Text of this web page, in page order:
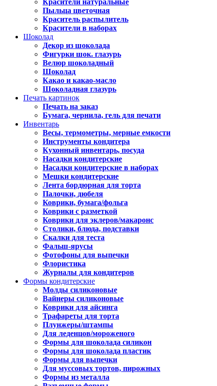
Красители натуральные
Пыльца цветочная
Краситель распылитель
Красители в наборах
Шоколад
Декор из шоколада
Фигурки шок. глазурь
Велюр шоколадный
Шоколад
Какао и какао-масло
Шоколадная глазурь
Печать картинок
Печать на заказ
Бумага, чернила, гель для печати
Инвентарь
Весы, термометры, мерные емкости
Инструменты кондитера
Кухонный инвентарь, посуда
Насадки кондитерские
Насадки кондитерские в наборах
Мешки кондитерские
Лента бордюрная для торта
Палочки, дюбеля
Коврики, бумага/фольга
Коврики с разметкой
Коврики для эклеров/макаронс
Столики, блюда, подставки
Скалки для теста
Фальш-ярусы
Фотофоны для выпечки
Флористика
Журналы для кондитеров
Формы кондитерские
Молды силиконовые
Вайнеры силиконовые
Коврики для айсинга
Трафареты для торта
Плунжеры/штампы
Для леденцов/мороженого
Формы для шоколада силикон
Формы для шоколада пластик
Формы для выпечки
Для муссовых тортов, пирожных
Формы из металла